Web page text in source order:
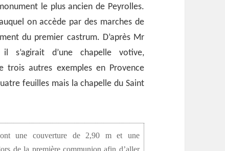
le plus ancien de Peyrolles.
on accède par des marches de
du premier castrum. D’après Mr
s’agirait d’une chapelle votive,
autres exemples en Provence
feuilles mais la chapelle du Saint
ont une couverture de 2,90 m et une